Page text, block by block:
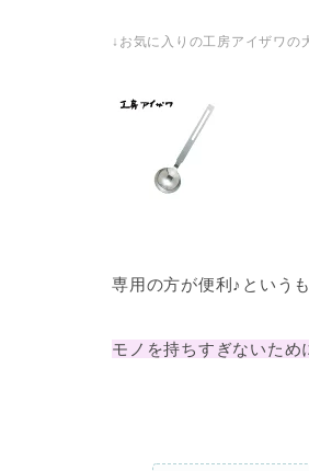
↓お気に入りの工房アイザワの
専用の方が便利♪という
モノを持ちすぎないた